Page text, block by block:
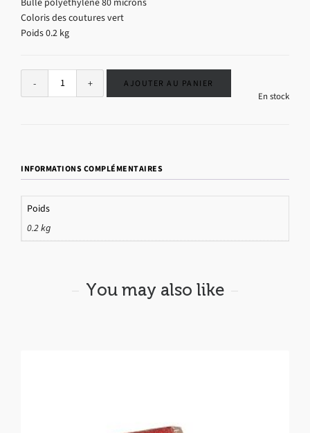
Coloris des coutures vert
Poids 0.2 kg
En stock
AJOUTER AU PANIER
INFORMATIONS COMPLÉMENTAIRES
Poids
0.2 kg
You may also like